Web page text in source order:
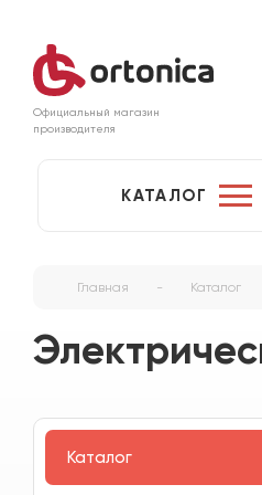
Официальный магазин
производителя
КАТАЛОГ
Главная - Каталог
Каталог